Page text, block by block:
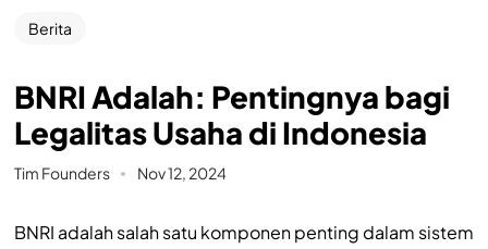
Berita
BNRI Adalah: Pentingnya bagi
Legalitas Usaha di Indonesia
Tim Founders Nov 12, 2024
BNRI adalah salah satu komponen penting dalam sistem